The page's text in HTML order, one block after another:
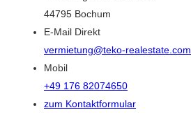
44795 Bochum
E-Mail Direkt
vermietung@teko-realestate.com
Mobil
+49 176 82074650
zum Kontaktformular